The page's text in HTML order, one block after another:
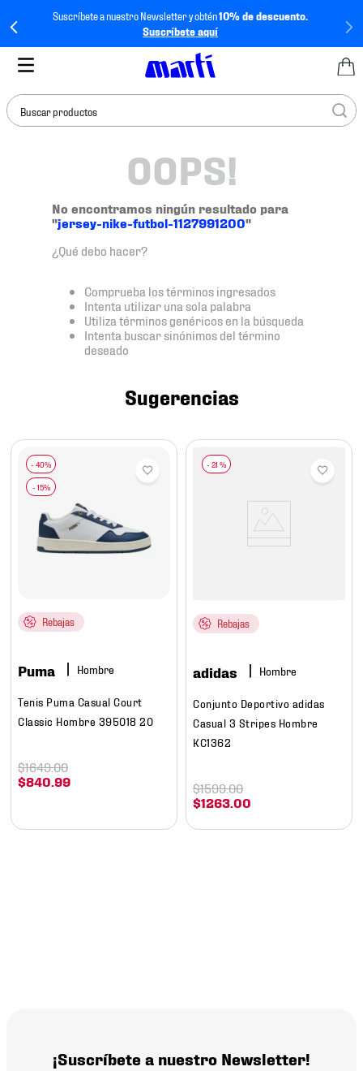
Suscríbete a nuestro Newsletter y obtén10% de descuento.
Suscríbete aquí
Buscar productos
OOPS!
No encontramos ningún resultado para
"jersey-nike-futbol-1127991200"
¿Qué debo hacer?
Comprueba los términos ingresados
Intenta utilizar una sola palabra
Utiliza términos genéricos en la búsqueda
Intenta buscar sinónimos del término
deseado
Sugerencias
Rebajas
Puma Hombre
Tenis Puma Casual Court
Classic Hombre 395018 20
$840.99
$1649.00
- 21 %
Rebajas
adidas Hombre
Conjunto Deportivo adidas
Casual 3 Stripes Hombre
KC1362
$1263.00
$1599.00
¡Suscríbete a nuestro Newsletter!
tenis mujer
tenis hombre
tenis
tenis futbol
mochila
10. tenis nike